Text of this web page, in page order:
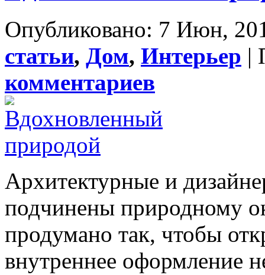
Опубликовано: 7 Июн,
статьи, Дом, Интерьер |
комментариев
Архитектурные и
подчинены природному
продумано так, чтобы
внутреннее оформление